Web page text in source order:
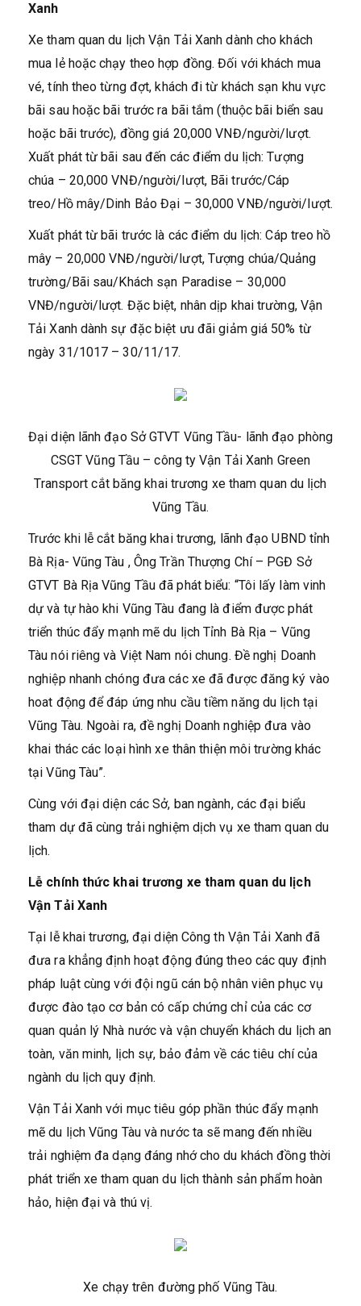
Xanh
Xe tham quan du lịch Vận Tải Xanh dành cho khách
mua lẻ hoặc chạy theo hợp đồng. Đối với khách mua
vé, tính theo từng đợt, khách đi từ khách sạn khu vực
bãi sau hoặc bãi trước ra bãi tắm (thuộc bãi biển sau
hoặc bãi trước), đồng giá 20,000 VNĐ/người/lượt.
Xuất phát từ bãi sau đến các điểm du lịch: Tượng
chúa – 20,000 VNĐ/người/lượt, Bãi trước/Cáp
treo/Hồ mây/Dinh Bảo Đại – 30,000 VNĐ/người/lượt.
Xuất phát từ bãi trước là các điểm du lịch: Cáp treo hồ
mây – 20,000 VNĐ/người/lượt, Tượng chúa/Quảng
trường/Bãi sau/Khách sạn Paradise – 30,000
VNĐ/người/lượt. Đặc biệt, nhân dịp khai trường, Vận
Tải Xanh dành sự đặc biệt ưu đãi giảm giá 50% từ
ngày 31/1017 – 30/11/17.
Đại diện lãnh đạo Sở GTVT Vũng Tầu- lãnh đạo phòng
CSGT Vũng Tầu – công ty Vận Tải Xanh Green
Transport cắt băng khai trương xe tham quan du lịch
Vũng Tầu.
Trước khi lễ cắt băng khai trương, lãnh đạo UBND tỉnh
Bà Rịa- Vũng Tàu , Ông Trần Thượng Chí – PGĐ Sở
GTVT Bà Rịa Vũng Tầu đã phát biểu: “Tôi lấy làm vinh
dự và tự hào khi Vũng Tàu đang là điểm được phát
triển thúc đẩy mạnh mẽ du lịch Tỉnh Bà Rịa – Vũng
Tàu nói riêng và Việt Nam nói chung. Đề nghị Doanh
nghiệp nhanh chóng đưa các xe đã được đăng ký vào
hoat động để đáp ứng nhu cầu tiềm năng du lịch tại
Vũng Tàu. Ngoài ra, đề nghị Doanh nghiệp đưa vào
khai thác các loại hình xe thân thiện môi trường khác
tại Vũng Tàu”.
Cùng với đại diện các Sở, ban ngành, các đại biểu
tham dự đã cùng trải nghiệm dịch vụ xe tham quan du
lịch.
Lễ chính thức khai trương xe tham quan du lịch
Vận Tải Xanh
Tại lễ khai trương, đại diện Công th Vận Tải Xanh đã
đưa ra khẳng định hoạt động đúng theo các quy định
pháp luật cùng với đội ngũ cán bộ nhân viên phục vụ
được đào tạo cơ bản có cấp chứng chỉ của các cơ
quan quản lý Nhà nước và vận chuyển khách du lịch an
toàn, văn minh, lịch sự, bảo đảm về các tiêu chí của
ngành du lịch quy định.
Vận Tải Xanh với mục tiêu góp phần thúc đẩy mạnh
mẽ du lịch Vũng Tàu và nước ta sẽ mang đến nhiều
trải nghiệm đa dạng đáng nhớ cho du khách đồng thời
phát triển xe tham quan du lịch thành sản phẩm hoàn
hảo, hiện đại và thú vị.
Xe chạy trên đường phố Vũng Tàu.